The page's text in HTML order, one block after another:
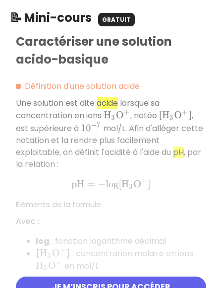
📝 Mini-cours GRATUIT
Caractériser une solution
acido-basique
Définition d'une solution acide
Une solution est dite acide lorsque sa
concentration en ions H3O+ , notée [H3O+ ],
est supérieure à 10−7
mol/L. Afin d'alléger cette
notation et la rendre plus facilement
exploitable, on définit l'acidité à l'aide du pH, par
la relation :
p H= −log[H3O+]
Éléments de la formule
Avec :
log : fonction logarithme décimal
[H3O+ ] : concentration molaire en ions
H3O+ en mol/L
Classification des solutions selon le pH